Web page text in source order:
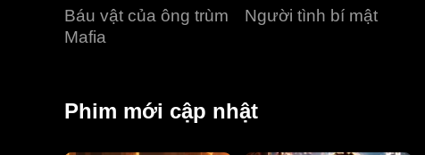
Báu vật của ông trùm
Mafia
Người tình bí mật
Phim mới cập nhật